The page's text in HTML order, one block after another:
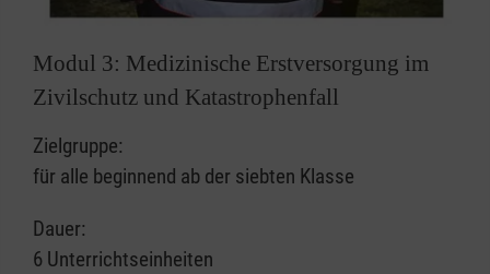
Modul 3: Medizinische Erstversorgung im
Zivilschutz und Katastrophenfall
Zielgruppe:
für alle beginnend ab der siebten Klasse
Dauer:
6 Unterrichtseinheiten